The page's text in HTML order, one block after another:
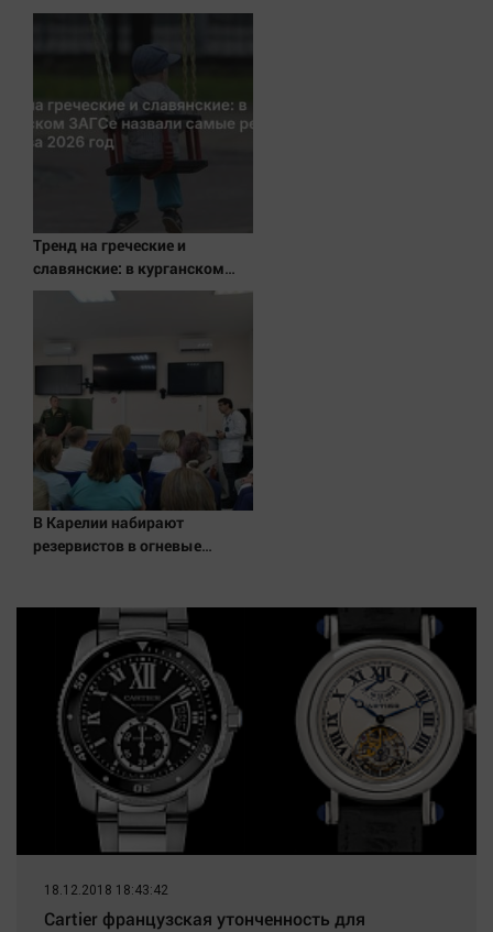
Афиша
Быстрый медиазавод
Вирус чтения
Вкусное
ЖКХ
Народная журналистика
Наука
Обсуждаем
Отдых
Персона
Светская жизнь
Тенденции
Точка на карте
Тренд на греческие и
славянские: в курганском
ЗАГСе назвали самые редкие
В Карелии набирают
резервистов в огневые
18.12.2018 18:43:42
Cartier французская утонченность для